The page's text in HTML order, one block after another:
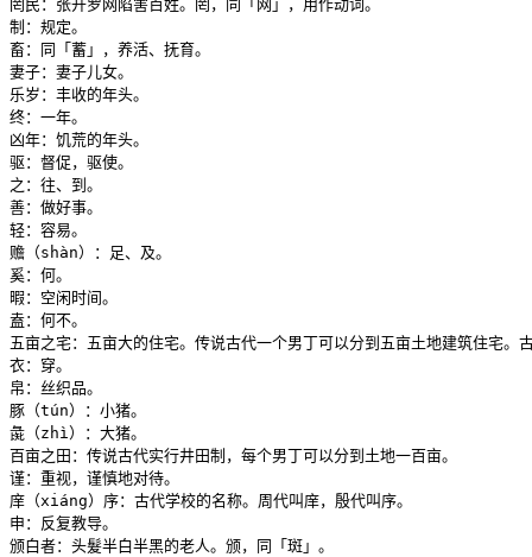
罔民：张开罗网陷害百姓。罔，同「网」，用作动词。
制：规定。
畜：同「蓄」，养活、抚育。
妻子：妻子儿女。
乐岁：丰收的年头。
终：一年。
凶年：饥荒的年头。
驱：督促，驱使。
之：往、到。
善：做好事。
轻：容易。
赡（shàn）：足、及。
奚：何。
暇：空闲时间。
盍：何不。
五亩之宅：五亩大的住宅。传说古代一个男丁可以分到五亩土地建筑住宅。
衣：穿。
帛：丝织品。
豚（tún）：小猪。
彘（zhì）：大猪。
百亩之田：传说古代实行井田制，每个男丁可以分到土地一百亩。
谨：重视，谨慎地对待。
庠（xiáng）序：古代学校的名称。周代叫庠，殷代叫序。
申：反复教导。
颁白者：头髮半白半黑的老人。颁，同「斑」。